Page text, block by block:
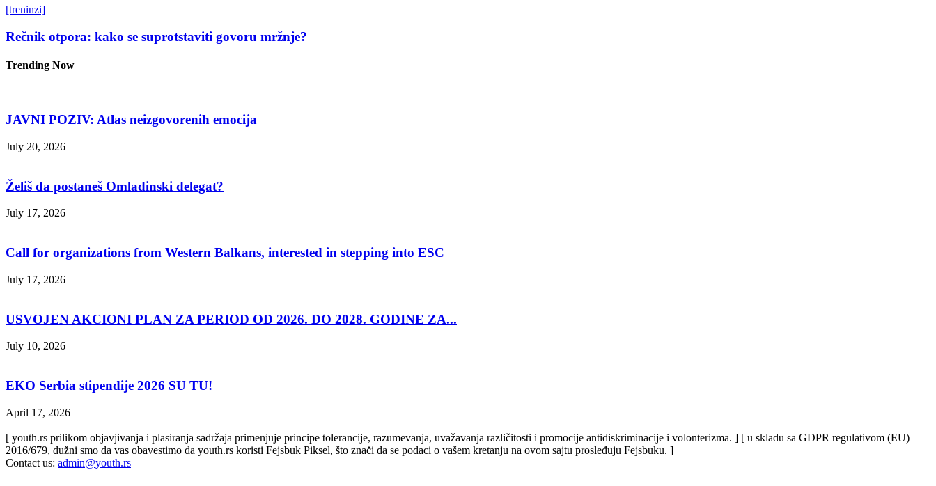
[treninzi]
Rečnik otpora: kako se suprotstaviti govoru mržnje?
Trending Now
JAVNI POZIV: Atlas neizgovorenih emocija
July 20, 2026
Želiš da postaneš Omladinski delegat?
July 17, 2026
Call for organizations from Western Balkans, interested in stepping into ESC
July 17, 2026
USVOJEN AKCIONI PLAN ZA PERIOD OD 2026. DO 2028. GODINE ZA...
July 10, 2026
EKO Serbia stipendije 2026 SU TU!
April 17, 2026
[ youth.rs prilikom objavjivanja i plasiranja sadržaja primenjuje principe tolerancije, razumevanja, uvažavanja različitosti i promocije antidiskriminacije i volonterizma. ] [ u skladu sa GDPR regulativom (EU)
2016/679, dužni smo da vas obavestimo da youth.rs koristi Fejsbuk Piksel, što znači da se podaci o vašem kretanju na ovom sajtu prosleđuju Fejsbuku. ]
Contact us: admin@youth.rs